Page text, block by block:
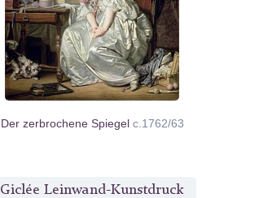
Der zerbrochene Spiegel c.1762/63
Giclée Leinwand-Kunstdruck